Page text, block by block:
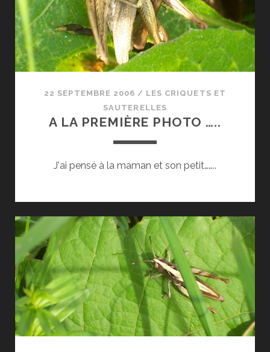
22 SEPTEMBRE 2006 / LES CRIQUETS ET
SAUTERELLES
A LA PREMIÈRE PHOTO …..
J'ai pensé à la maman et son petit……..